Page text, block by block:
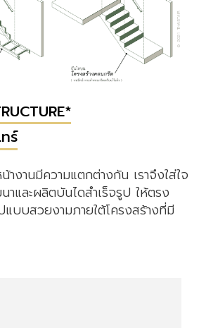
ร์
งานมีความแตกต่างกัน เราจึงใส่ใจ
และผลิตบันไดสำเร็จรูป ให้ตรง
บบสวยงามภายใต้โครงสร้างที่มี